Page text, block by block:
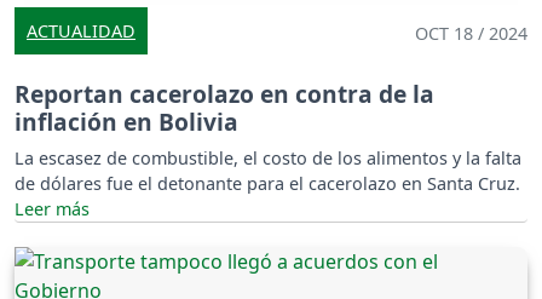
ACTUALIDAD OCT 18 / 2024
Reportan cacerolazo en contra de la
inflación en Bolivia
La escasez de combustible, el costo de los alimentos y la falta
de dólares fue el detonante para el cacerolazo en Santa Cruz.